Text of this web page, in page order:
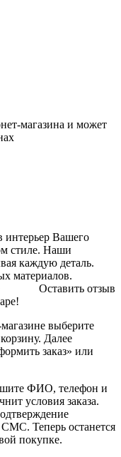
магазина и может
интерьер Вашего
стиле. Наши
каждую деталь.
материалов.
Оставить отзыв
выберите
Далее
заказ» или
ФИО, телефон и
условия заказа.
Теперь останется
покупке.